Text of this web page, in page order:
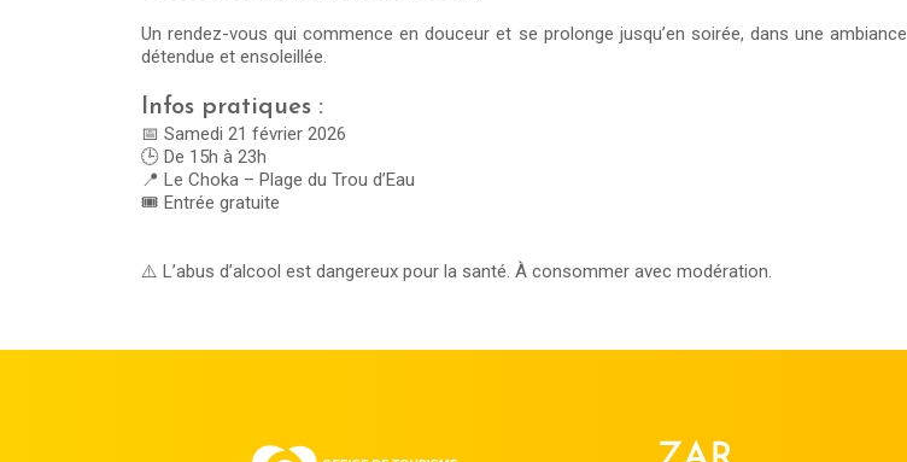
Un rendez-vous qui commence en douceur et se prolonge jusqu’en soirée, dans une ambiance
détendue et ensoleillée.
Infos pratiques :
📅 Samedi 21 février 2026
🕒 De 15h à 23h
📍 Le Choka – Plage du Trou d’Eau
🎟️ Entrée gratuite
⚠️ L’abus d’alcool est dangereux pour la santé. À consommer avec modération.